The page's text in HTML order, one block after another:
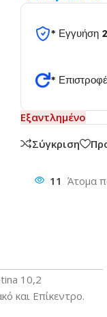
* Εγγυήση
*
Εξαντλημένο
Σύγκριση
11 Άτομα
10,2
και Επίκεντρο.